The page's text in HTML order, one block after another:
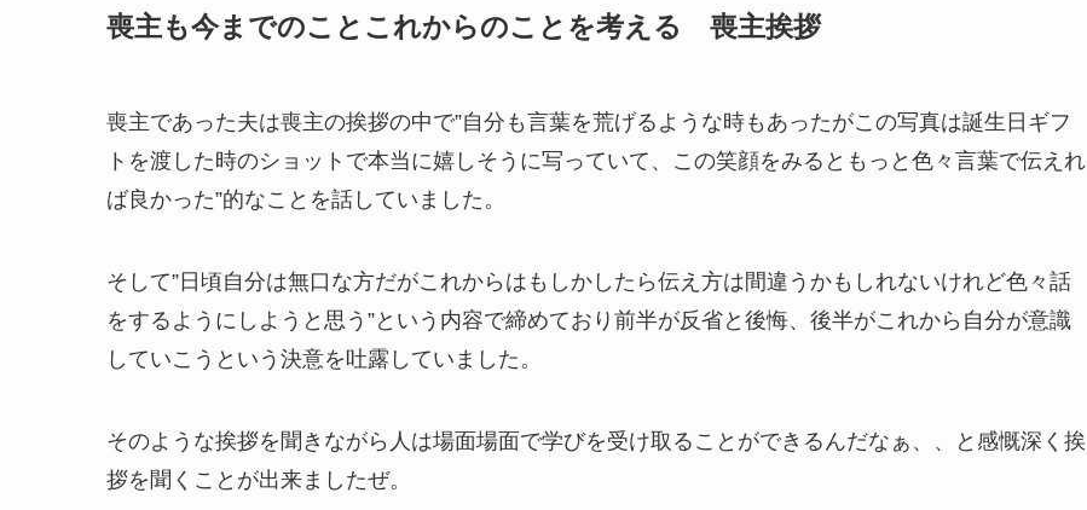
喪主も今までのことこれからのことを考える 喪主挨拶
喪主であった夫は喪主の挨拶の中で”自分も言葉を荒げるような時もあったがこの写真は誕生日ギフ
トを渡した時のショットで本当に嬉しそうに写っていて、この笑顔をみるともっと色々言葉で伝えれ
ば良かった”的なことを話していました。
そして”日頃自分は無口な方だがこれからはもしかしたら伝え方は間違うかもしれないけれど色々話
をするようにしようと思う”という内容で締めており前半が反省と後悔、後半がこれから自分が意識
していこうという決意を吐露していました。
そのような挨拶を聞きながら人は場面場面で学びを受け取ることができるんだなぁ、、と感慨深く挨
拶を聞くことが出来ましたぜ。